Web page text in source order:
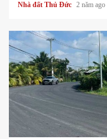
Nhà đất Thủ Đức 2 năm ago
1 min read